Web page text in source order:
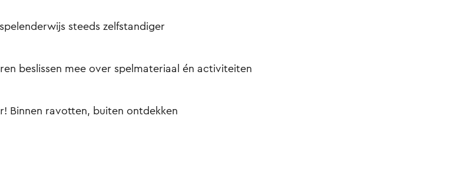
steeds zelfstandiger
beslissen mee over spelmateriaal én activiteiten
Binnen ravotten, buiten ontdekken